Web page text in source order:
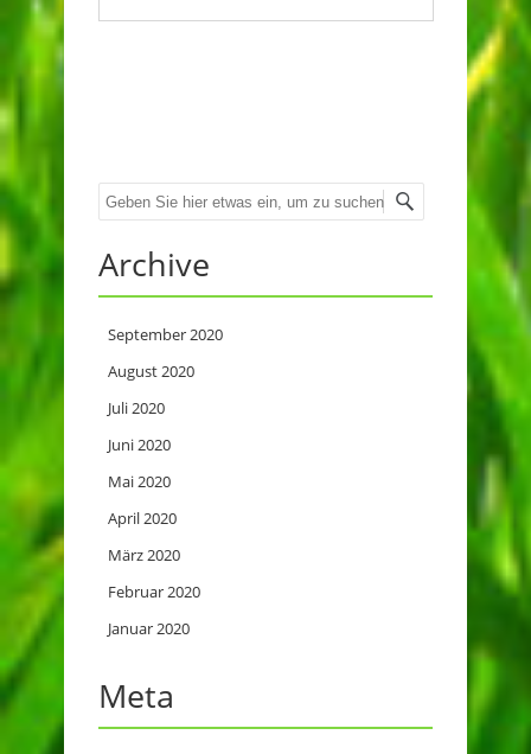
Suche
Archive
September 2020
August 2020
Juli 2020
Juni 2020
Mai 2020
April 2020
März 2020
Februar 2020
Januar 2020
Meta